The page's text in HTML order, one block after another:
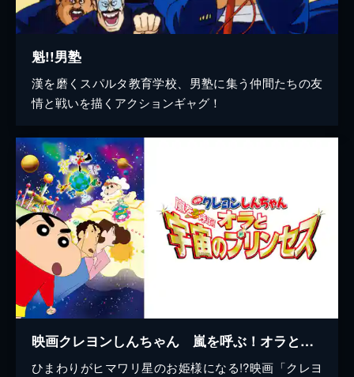
魁!!男塾
漢を磨くスパルタ教育学校、男塾に集う仲間たちの友
情と戦いを描くアクションギャグ！
映画クレヨンしんちゃん 嵐を呼ぶ！オラと宇宙のプリンセス
ひまわりがヒマワリ星のお姫様になる!?映画「クレヨ